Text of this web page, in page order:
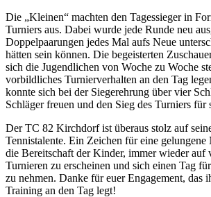
Die „Kleinen“ machten den Tagessieger in
Turniers aus. Dabei wurde jede Runde neu
Doppelpaarungen jedes Mal aufs Neue
hätten sein können. Die begeisterten
sich die Jugendlichen von Woche zu Woche
vorbildliches Turnierverhalten an den Tag
konnte sich bei der Siegerehrung über vier
Schläger freuen und den Sieg des Turniers für
Der TC 82 Kirchdorf ist überaus stolz auf
Tennistalente. Ein Zeichen für eine gelungene
die Bereitschaft der Kinder, immer wieder auf
Turnieren zu erscheinen und sich einen Tag
zu nehmen. Danke für euer Engagement, das
Training an den Tag legt!